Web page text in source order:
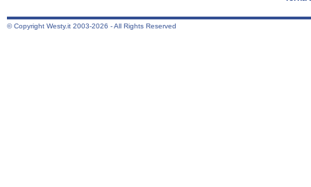
© Copyright Westy.it 2003-2026 - All Rights Reserved